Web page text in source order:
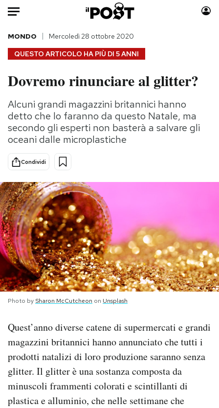
Auto
HOME
Italia
Politica
Tecnologia
Internet
Scienza
Cultura
Economia
Sport
Moda
Consumismi
Storie/Idee
Ok Boomer!
Altrecose
PODCAST
NEWSLETTER
I MIEI PREFERITI
CALENDARIO
AREA PERSONALE
QUESTO ARTICOLO HA PIÙ DI 5 ANNI
MONDO Mercoledì 28 ottobre 2020
Dovremo rinunciare al glitter?
Alcuni grandi magazzini britannici hanno
detto che lo faranno da questo Natale, ma
secondo gli esperti non basterà a salvare gli
oceani dalle microplastiche
Condividi
Photo by Sharon McCutcheon on Unsplash
Quest’anno diverse catene di supermercati e grandi
magazzini britannici hanno annunciato che tutti i
prodotti natalizi di loro produzione saranno senza
glitter. Il glitter è una sostanza composta da
minuscoli frammenti colorati e scintillanti di
plastica e alluminio, che nelle settimane che